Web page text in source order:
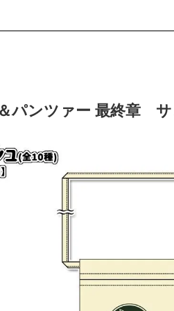
パンツァー 最終章 サ